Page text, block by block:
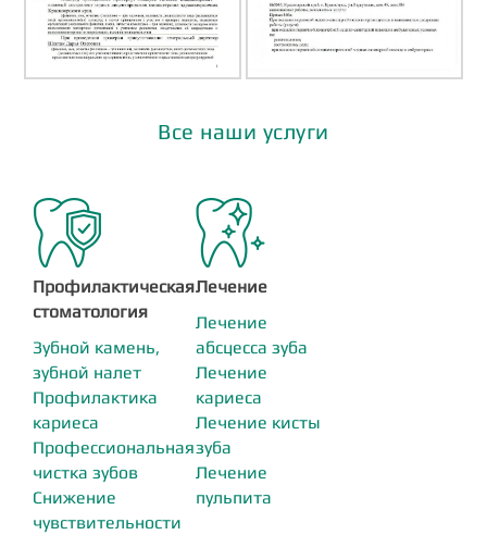
Все наши услуги
Профилактическая
стоматология
Зубной камень,
зубной налет
Профилактика
кариеса
Профессиональная
чистка зубов
Снижение
чувствительности
Лечение
Лечение
абсцесса зуба
Лечение
кариеса
Лечение кисты
зуба
Лечение
пульпита